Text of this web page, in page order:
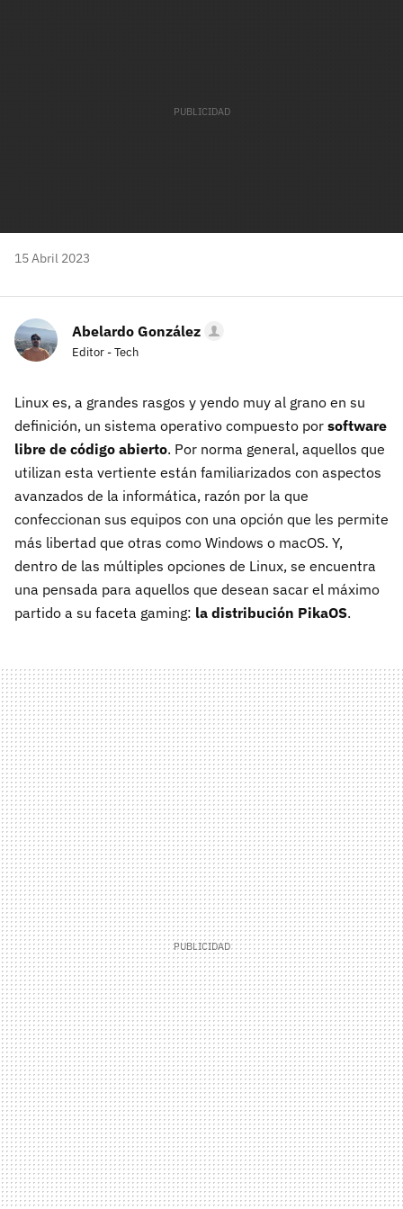
15 Abril 2023
Abelardo González
Editor - Tech
Linux es, a grandes rasgos y yendo muy al grano en su
definición, un sistema operativo compuesto por software
libre de código abierto. Por norma general, aquellos que
utilizan esta vertiente están familiarizados con aspectos
avanzados de la informática, razón por la que
confeccionan sus equipos con una opción que les permite
más libertad que otras como Windows o macOS. Y,
dentro de las múltiples opciones de Linux, se encuentra
una pensada para aquellos que desean sacar el máximo
partido a su faceta gaming: la distribución PikaOS.